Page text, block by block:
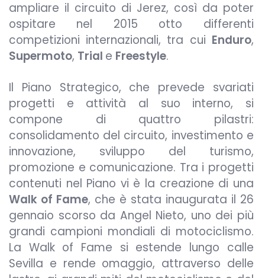
ampliare il circuito di Jerez, così da poter
ospitare nel 2015 otto differenti
competizioni internazionali, tra cui Enduro,
Supermoto, Trial e Freestyle.
Il Piano Strategico, che prevede svariati
progetti e attività al suo interno, si
compone di quattro pilastri:
consolidamento del circuito, investimento e
innovazione, sviluppo del turismo,
promozione e comunicazione. Tra i progetti
contenuti nel Piano vi è la creazione di una
Walk of Fame, che è stata inaugurata il 26
gennaio scorso da Angel Nieto, uno dei più
grandi campioni mondiali di motociclismo.
La Walk of Fame si estende lungo calle
Sevilla e rende omaggio, attraverso delle